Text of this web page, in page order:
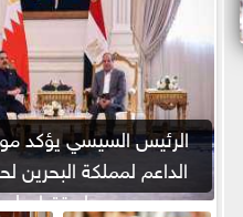
الرئيس السيسي يؤكد
الداعم لمملكة البحرين
واستقرارها